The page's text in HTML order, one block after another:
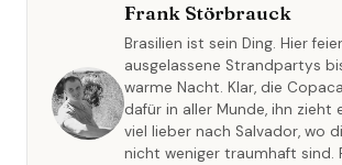
Frank Störbrauck
Brasilien ist sein Ding. Hier
ausgelassene Strandpartys
warme Nacht. Klar, die
dafür in aller Munde, ihn zieht
viel lieber nach Salvador, wo
nicht weniger traumhaft sind.